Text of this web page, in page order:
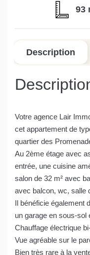
93
Description
Votre agence Lair
cet appartement de
quartier des
Au 2ème étage avec
entrée, une cuisine
salon de 32 m² avec
avec balcon, wc, salle
Il bénéficie également
un garage en sous-sol
Chauffage électrique
Vue agréable sur le
Bien très rare à la